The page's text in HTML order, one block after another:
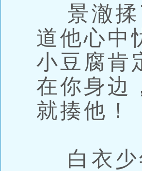
景澈揉
道他心中
小豆腐肯
在你身边
就揍他！
白衣少